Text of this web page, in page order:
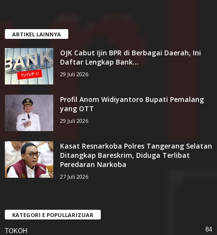
ARTIKEL LAINNYA
OJK Cabut Ijin BPR di Berbagai Daerah, Ini
Daftar Lengkap Bank...
29 Juli 2026
Profil Anom Widiyantoro Bupati Pemalang
yang OTT
29 Juli 2026
Kasat Resnarkoba Polres Tangerang Selatan
Ditangkap Bareskrim, Diduga Terlibat
Peredaran Narkoba
27 Juli 2026
KATEGORI E POPULLARIZUAR
TOKOH 84